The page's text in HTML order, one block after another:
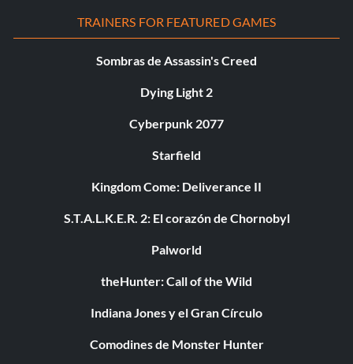
TRAINERS FOR FEATURED GAMES
Sombras de Assassin's Creed
Dying Light 2
Cyberpunk 2077
Starfield
Kingdom Come: Deliverance II
S.T.A.L.K.E.R. 2: El corazón de Chornobyl
Palworld
theHunter: Call of the Wild
Indiana Jones y el Gran Círculo
Comodines de Monster Hunter